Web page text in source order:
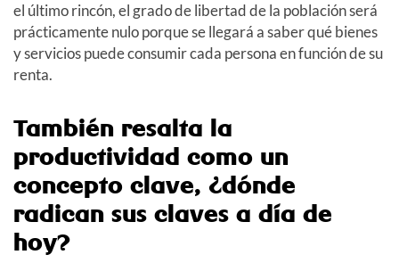
el último rincón, el grado de libertad de la población será
prácticamente nulo porque se llegará a saber qué bienes
y servicios puede consumir cada persona en función de su
renta.
También resalta la
productividad como un
concepto clave, ¿dónde
radican sus claves a día de
hoy?